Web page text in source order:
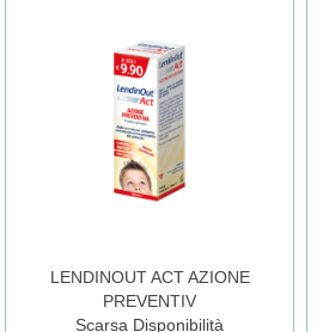
LENDINOUT ACT AZIONE
PREVENTIV
Scarsa Disponibilità